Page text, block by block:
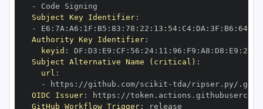
-
Subject Key Identifier:
-
E6 : 7A : A6 : 1F : B5 : 83 : 78 : 22 : 13 : 54: C4: DA : 3F : B6 : 64:
Authority Key Identifier:
keyid : DF : D3 : E9 : CF : 56 : 24: 11 : 96 : F9 : A8 : D8 : E9 : 28
Subject Alternative Name (critical) :
url :
-
https : //github.com/scikit -
OIDC Issuer: https :
GitHub Workflow Trigger: